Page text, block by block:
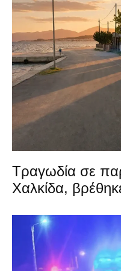
Τραγωδία σε
Χαλκίδα,